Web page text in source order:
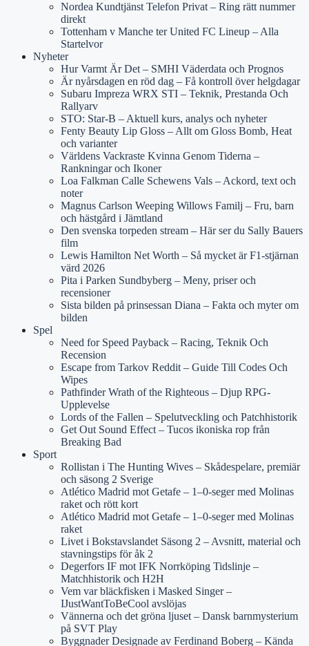
Nordea Kundtjänst Telefon Privat – Ring rätt nummer
direkt
Tottenham v Manche ter United FC Lineup – Alla
Startelvor
Nyheter
Hur Varmt Är Det – SMHI Väderdata och Prognos
Är nyårsdagen en röd dag – Få kontroll över helgdagar
Subaru Impreza WRX STI – Teknik, Prestanda Och
Rallyarv
STO: Star-B – Aktuell kurs, analys och nyheter
Fenty Beauty Lip Gloss – Allt om Gloss Bomb, Heat
och varianter
Världens Vackraste Kvinna Genom Tiderna –
Rankningar och Ikoner
Loa Falkman Calle Schewens Vals – Ackord, text och
noter
Magnus Carlson Weeping Willows Familj – Fru, barn
och hästgård i Jämtland
Den svenska torpeden stream – Här ser du Sally Bauers
film
Lewis Hamilton Net Worth – Så mycket är F1-stjärnan
värd 2026
Pita i Parken Sundbyberg – Meny, priser och
recensioner
Sista bilden på prinsessan Diana – Fakta och myter om
bilden
Spel
Need for Speed Payback – Racing, Teknik Och
Recension
Escape from Tarkov Reddit – Guide Till Codes Och
Wipes
Pathfinder Wrath of the Righteous – Djup RPG-
Upplevelse
Lords of the Fallen – Spelutveckling och Patchhistorik
Get Out Sound Effect – Tucos ikoniska rop från
Breaking Bad
Sport
Rollistan i The Hunting Wives – Skådespelare, premiär
och säsong 2 Sverige
Atlético Madrid mot Getafe – 1–0-seger med Molinas
raket och rött kort
Atlético Madrid mot Getafe – 1–0-seger med Molinas
raket
Livet i Bokstavslandet Säsong 2 – Avsnitt, material och
stavningstips för åk 2
Degerfors IF mot IFK Norrköping Tidslinje –
Matchhistorik och H2H
Vem var bläckfisken i Masked Singer –
IJustWantToBeCool avslöjas
Vännerna och det gröna ljuset – Dansk barnmysterium
på SVT Play
Byggnader Designade av Ferdinand Boberg – Kända